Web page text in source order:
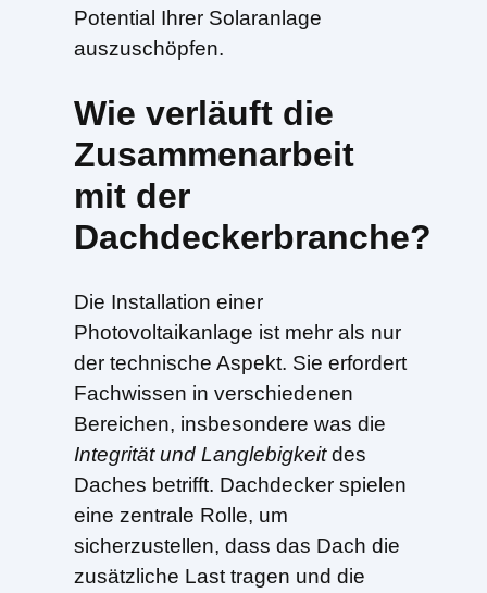
Potential Ihrer Solaranlage
auszuschöpfen.
Wie verläuft die
Zusammenarbeit
mit der
Dachdeckerbranche?
Die Installation einer
Photovoltaikanlage ist mehr als nur
der technische Aspekt. Sie erfordert
Fachwissen in verschiedenen
Bereichen, insbesondere was die
Integrität und Langlebigkeitdes
Daches betrifft. Dachdecker spielen
eine zentrale Rolle, um
sicherzustellen, dass das Dach die
zusätzliche Last tragen und die